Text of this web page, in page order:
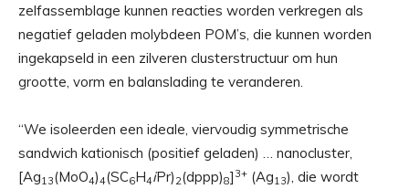
zelfassemblage kunnen reacties worden verkregen als
negatief geladen molybdeen POM’s, die kunnen worden
ingekapseld in een zilveren clusterstructuur om hun
grootte, vorm en balanslading te veranderen.
“We isoleerden een ideale, viervoudig symmetrische
sandwich kationisch (positief geladen) … nanocluster,
[Ag13(MoO4)4(SC6H4iPr) 2(dppp)8] 3+ (Ag13), die wordt